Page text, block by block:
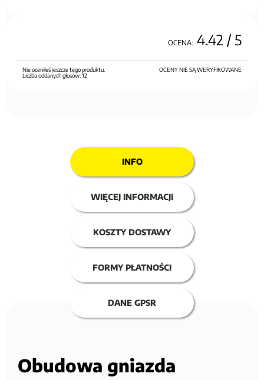
OCENA: 4.42 / 5
OCENY NIE SĄ WERYFIKOWANE
Nie oceniłeś jeszcze tego produktu.
Liczba oddanych głosów:12
INFO
WIĘCEJ INFORMACJI
KOSZTY DOSTAWY
FORMY PŁATNOŚCI
DANE GPSR
Obudowa gniazda